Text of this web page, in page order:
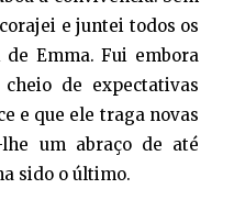
e juntei todos os
Emma. Fui embora
de expectativas
e que ele traga novas
um abraço de até
sido o último.